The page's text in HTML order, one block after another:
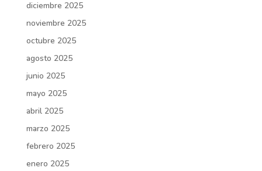
diciembre 2025
noviembre 2025
octubre 2025
agosto 2025
junio 2025
mayo 2025
abril 2025
marzo 2025
febrero 2025
enero 2025